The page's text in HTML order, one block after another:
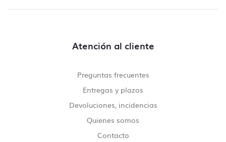
Atención al cliente
Preguntas frecuentes
Entregas y plazos
Devoluciones, incidencias
Quienes somos
Contacto